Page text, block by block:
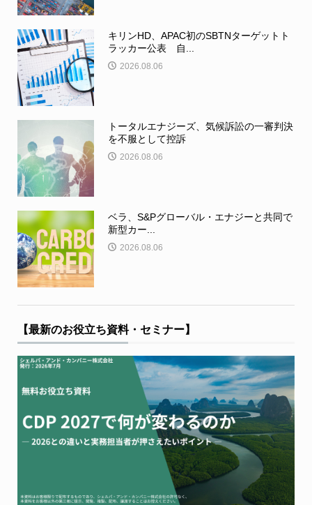
キリンHD、APAC初のSBTNターゲットト
ラッカー公表 自...
2026.08.06
トータルエナジーズ、気候訴訟の一審判決
を不服として控訴
2026.08.06
ベラ、S&Pグローバル・エナジーと共同で
新型カー...
2026.08.06
【最新のお役立ち資料・セミナー】